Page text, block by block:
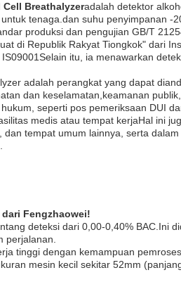
Breathalyzeradalah detektor
tenaga.dan suhu penyimpanan -
produksi dan pengujian GB/T
di Republik Rakyat Tiongkok" dari
itu, ia menawarkan
adalah perangkat yang dapat
dan keselamatan,keamanan
seperti pos pemeriksaan DUI
medis atau tempat kerjaHal ini
tempat umum lainnya, serta
Fengzhaowei!
deteksi dari 0,00-0,40% BAC.Ini
perjalanan.
tinggi dengan kemampuan
mesin kecil sekitar 52mm